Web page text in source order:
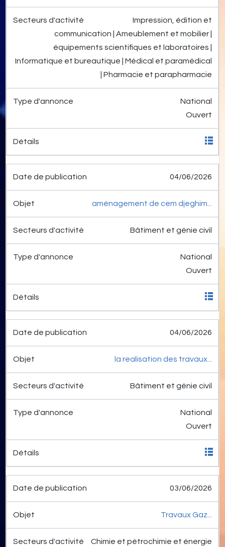
Impression, édition et
communication | Ameublement et mobilier |
équipements scientifiques et laboratoires |
Informatique et bureautique | Médical et paramédical
| Pharmacie et parapharmacie
National
Ouvert
04/06/2026
aménagement de cem djeghim...
Bâtiment et génie civil
National
Ouvert
04/06/2026
la realisation des travaux...
Bâtiment et génie civil
National
Ouvert
03/06/2026
Travaux Gaz...
Chimie et pétrochimie et énergie